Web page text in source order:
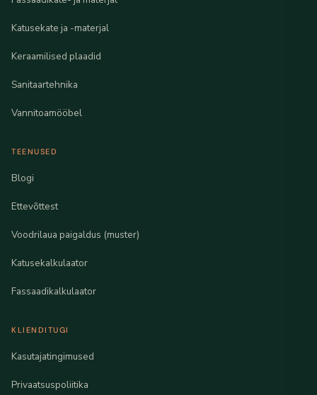
Katusekate ja -materjal
Keraamilised plaadid
Sanitaartehnika
Vannitoamööbel
TEENUSED
Blogi
Ettevõttest
Voodrilaua paigaldus (muster)
Katusekalkulaator
Fassaadikalkulaator
KLIENDITUGI
Kasutajatingimused
Privaatsuspoliitika